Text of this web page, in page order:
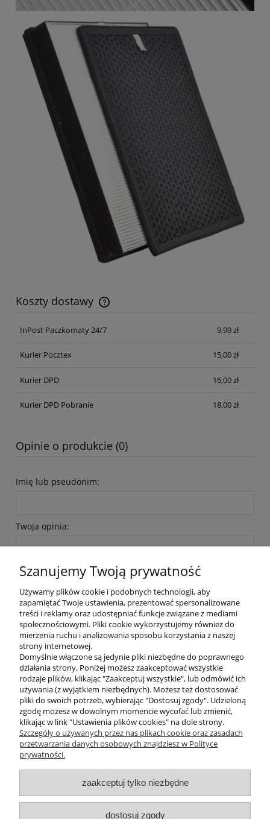
Koszty dostawy
Cena nie zawiera ewentualnych kosztów płatności
InPost Paczkomaty 24/7
9,99 zł
Kurier Pocztex 15,00 zł
Kurier DPD 16,00 zł
Kurier DPD Pobranie 18,00 zł
Opinie o produkcie (0)
Imię lub pseudonim:
Twoja opinia:
wyślij
O nas
Obsługa klienta
Szanujemy Twoją prywatność
Używamy plików cookie i podobnych technologii, aby
zapamiętać Twoje ustawienia, prezentować spersonalizowane
treści i reklamy oraz udostępniać funkcje związane z mediami
społecznościowymi. Pliki cookie wykorzystujemy również do
mierzenia ruchu i analizowania sposobu korzystania z naszej
strony internetowej.
Domyślnie włączone są jedynie pliki niezbędne do poprawnego
działania strony. Poniżej możesz zaakceptować wszystkie
rodzaje plików, klikając "Zaakceptuj wszystkie", lub odmówić ich
używania (z wyjątkiem niezbędnych). Możesz też dostosować
pliki do swoich potrzeb, wybierając "Dostosuj zgody". Udzieloną
zgodę możesz w dowolnym momencie wycofać lub zmienić,
klikając w link "Ustawienia plików cookies" na dole strony.
Szczegóły o używanych przez nas plikach cookie oraz zasadach
przetwarzania danych osobowych znajdziesz w Polityce
prywatności.
zaakceptuj tylko niezbędne
dostosuj zgody